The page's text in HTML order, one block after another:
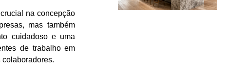
na concepção
mas também
cuidadoso e uma
de trabalho em
colaboradores.